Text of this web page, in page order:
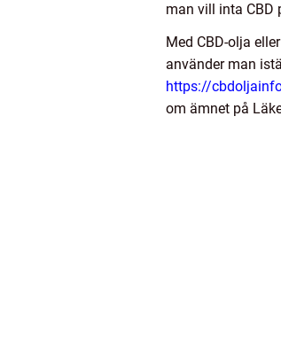
man vill inta CBD
Med CBD-olja
använder man
https://
om ämnet på